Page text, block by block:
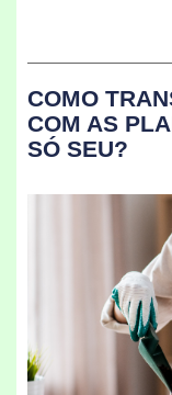
COMO
COM AS
SÓ SEU?